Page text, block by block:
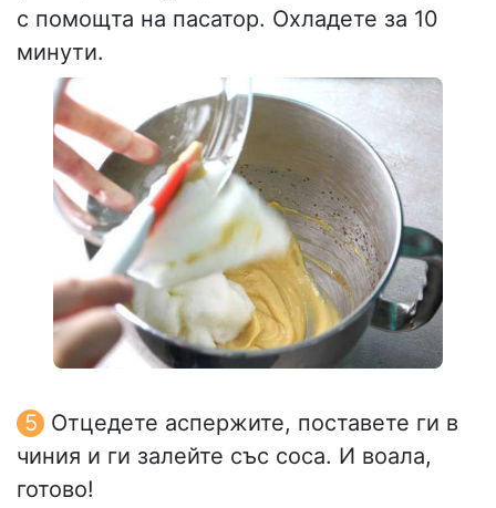
с помощта на пасатор. Охладете за 10
минути.
Отцедете аспержите, поставете ги в
чиния и ги залейте със соса. И воала,
готово!